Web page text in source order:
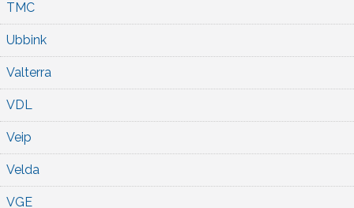
TMC
Ubbink
Valterra
VDL
Veip
Velda
VGE